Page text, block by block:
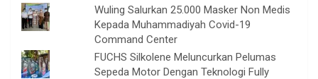
Wuling Salurkan 25.000 Masker Non Medis
Kepada Muhammadiyah Covid-19
Command Center
FUCHS Silkolene Meluncurkan Pelumas
Sepeda Motor Dengan Teknologi Fully